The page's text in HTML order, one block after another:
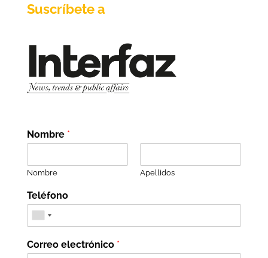
Suscríbete a
Nombre *
Nombre Apellidos
Teléfono
Correo electrónico *